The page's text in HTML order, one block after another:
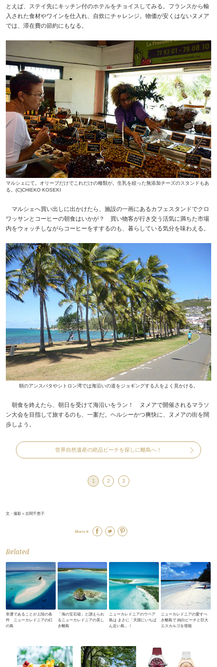
とえば、ステイ先にキッチン付のホテルをチョイスしてみる。フランスから輸
入された食材やワインを仕入れ、自炊にチャレンジ。物価が安くはないヌメア
では、滞在費の節約にもなる。
マルシェにて。オリーブだけでこれだけの種類が。生乳を絞った無添加チーズのスタンドもあ
る。(C)CHIEKO KOSEKI
マルシェへ買い出しに出かけたら、施設の一画にあるカフェスタンドでクロ
ワッサンとコーヒーの朝食はいかが？ 買い物客が行き交う活気に満ちた市場
内をウォッチしながらコーヒーをすするのも、暮らしている気分を味わえる。
朝のアンスバタやシトロン湾では海沿いの道をジョギングする人をよく見かける。
朝食を終えたら、朝日を受けて海沿いをラン！ ヌメアで開催されるマラソ
ン大会を目指して旅するのも、一案だ。ヘルシーかつ爽快に、ヌメアの街を闊
歩しよう。
世界自然遺産の絶品ビーチを探しに離島へ！
1 2 3
文・撮影＝古関千恵子
Share it
Related
幸運であることが上陸の条
件 ニューカレドニアの幻
の島
「海の宝石箱」と讃えられ
るニューカレドニアの美し
き離島
ニューカレドニアのウベア
島は まさに「天国にいちば
ん近い島」！
ニューカレドニアの愛すべ
き離島で 純白ビーチと巨大
エスカルゴを堪能